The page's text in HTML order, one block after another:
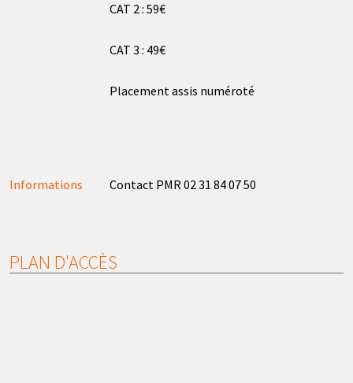
CAT 2 : 59€
CAT 3 : 49€
Placement assis numéroté
Informations Contact PMR 02 31 84 07 50
PLAN D'ACCÈS